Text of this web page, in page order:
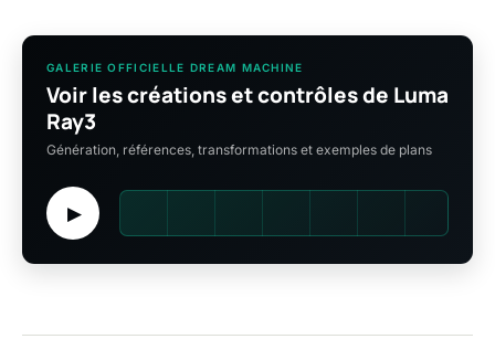
GALERIE OFFICIELLE DREAM MACHINE
Voir les créations et contrôles de Luma
Ray3
Génération, références, transformations et exemples de plans
▶